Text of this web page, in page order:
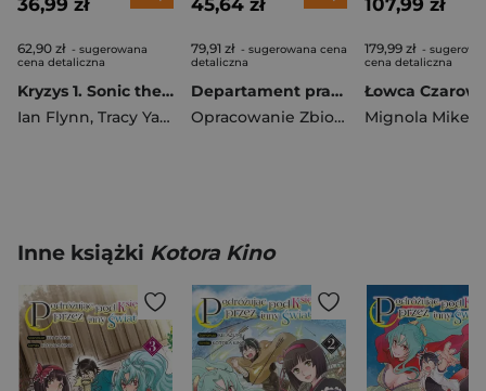
36,99 zł
62,90 zł - sugerowana
cena detaliczna
Kryzys 1. Sonic the Hedgehog. Tom 9 wyd. 2
Ian Flynn, Tracy Yardley ,Jack Lawrence
45,64 zł
79,91 zł - sugerowana cena
detaliczna
Departament prawdy T.6 Sztandar wyprowadzić
Opracowanie Zbiorowe
107,99 zł
179,99 zł -
cena detaliczna
Mignola Mike
Inne książki Kotora Kino